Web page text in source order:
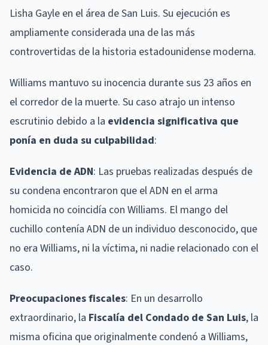
Lisha Gayle en el área de San Luis. Su ejecución es
ampliamente considerada una de las más
controvertidas de la historia estadounidense moderna.
Williams mantuvo su inocencia durante sus 23 años en
el corredor de la muerte. Su caso atrajo un intenso
escrutinio debido a la evidencia significativa que
ponía en duda su culpabilidad:
Evidencia de ADN: Las pruebas realizadas después de
su condena encontraron que el ADN en el arma
homicida no coincidía con Williams. El mango del
cuchillo contenía ADN de un individuo desconocido, que
no era Williams, ni la víctima, ni nadie relacionado con el
caso.
Preocupaciones fiscales: En un desarrollo
extraordinario, la Fiscalía del Condado de San Luis, la
misma oficina que originalmente condenó a Williams,